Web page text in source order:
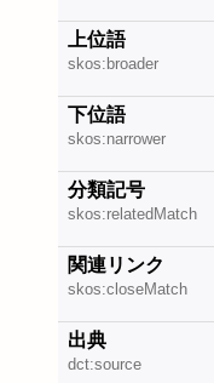
上位語
skos:broader
下位語
skos:narrower
分類記号
skos:relatedMatch
関連リンク
skos:closeMatch
出典
dct:source